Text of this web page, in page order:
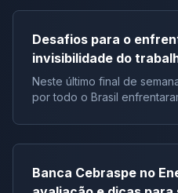
Desafios para o
invisibilidade do
realizado pela mulher
redação do Enem 2023
Neste último final de
por todo o Brasil
apenas habilidades de
ansiedade e a expectativa
novembro, no começo da
Banca Cebraspe no